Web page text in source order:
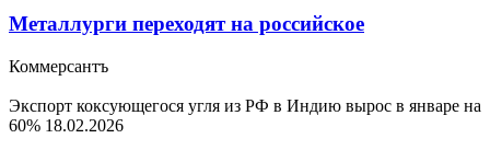
Металлурги переходят на российское
Коммерсантъ
Экспорт коксующегося угля из РФ в Индию вырос в январе на
60% 18.02.2026